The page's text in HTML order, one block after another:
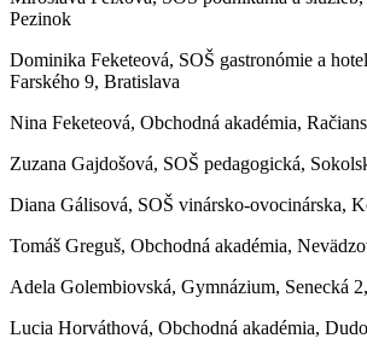
Pezinok
Dominika Feketeová, SOŠ gastronómie a
Farského 9, Bratislava
Nina Feketeová, Obchodná akadémia,
Zuzana Gajdošová, SOŠ pedagogická,
Diana Gálisová, SOŠ vinársko-ovocinárska,
Tomáš Greguš, Obchodná akadémia,
Adela Golembiovská, Gymnázium, Senecká
Lucia Horváthová, Obchodná akadémia,